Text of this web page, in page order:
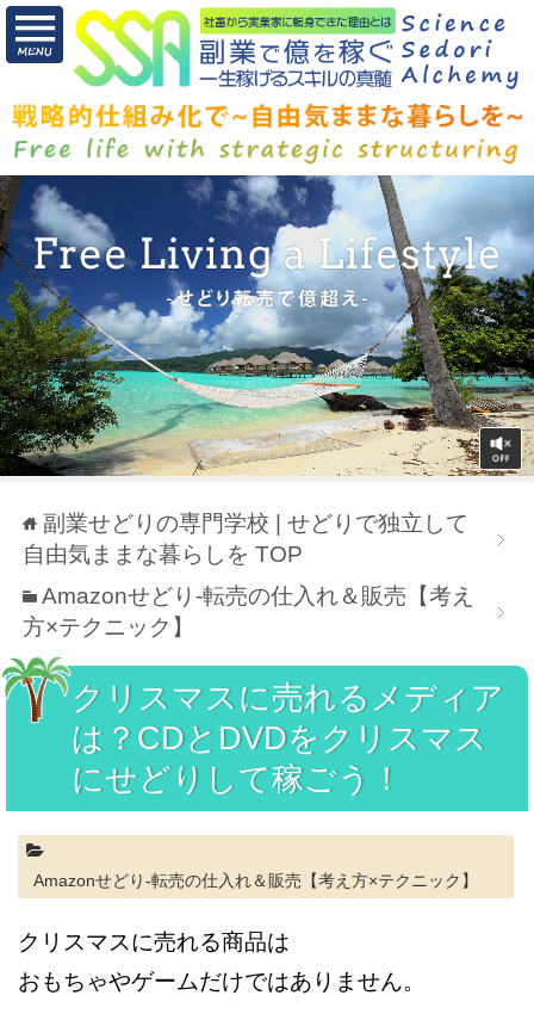
副業せどりの専門学校 | せどりで独立して
自由気ままな暮らしを TOP
Amazonせどり-転売の仕入れ＆販売【考え
方×テクニック】
クリスマスに売れるメディア
は？CDとDVDをクリスマス
にせどりして稼ごう！
Amazonせどり-転売の仕入れ＆販売【考え方×テクニック】
クリスマスに売れる商品は
おもちゃやゲームだけではありません。